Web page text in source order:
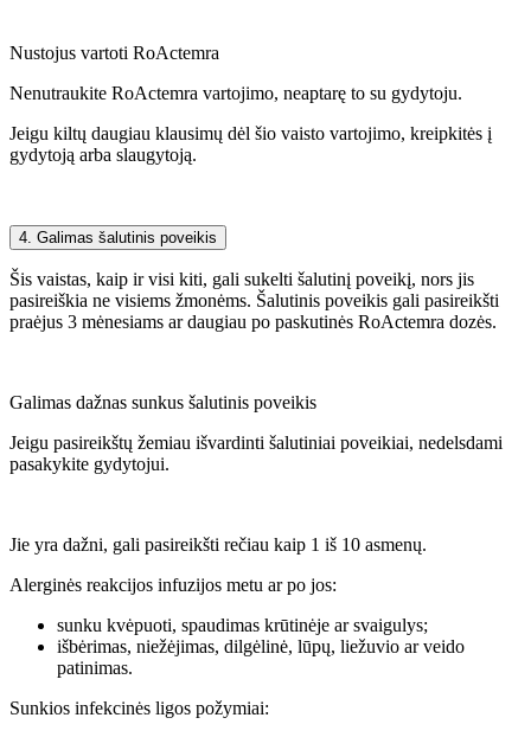
Nustojus vartoti RoActemra
Nenutraukite RoActemra vartojimo, neaptarę to su gydytoju.
Jeigu kiltų daugiau klausimų dėl šio vaisto vartojimo, kreipkitės į
gydytoją arba slaugytoją.
4. Galimas šalutinis poveikis
Šis vaistas, kaip ir visi kiti, gali sukelti šalutinį poveikį, nors jis
pasireiškia ne visiems žmonėms. Šalutinis poveikis gali pasireikšti
praėjus 3 mėnesiams ar daugiau po paskutinės RoActemra dozės.
Galimas dažnas sunkus šalutinis poveikis
Jeigu pasireikštų žemiau išvardinti šalutiniai poveikiai, nedelsdami
pasakykite gydytojui.
Jie yra dažni, gali pasireikšti rečiau kaip 1 iš 10 asmenų.
Alerginės reakcijos infuzijos metu ar po jos:
sunku kvėpuoti, spaudimas krūtinėje ar svaigulys;
išbėrimas, niežėjimas, dilgėlinė, lūpų, liežuvio ar veido
patinimas.
Sunkios infekcinės ligos požymiai: